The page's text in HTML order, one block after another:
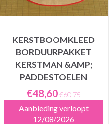
KERSTBOOMKLEED
BORDUURPAKKET
KERSTMAN &AMP;
PADDESTOELEN
€48,60€60,75
Aanbieding verloopt
12/08/2026